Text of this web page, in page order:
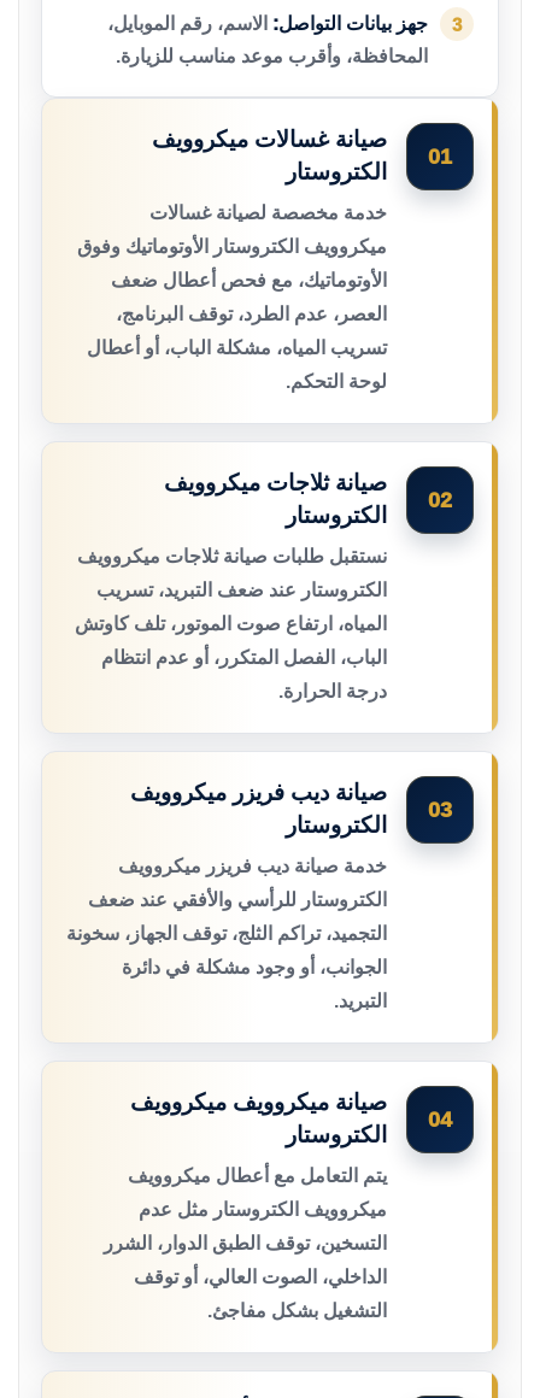
3 جهز بيانات التواصل: الاسم، رقم الموبايل،
المحافظة، وأقرب موعد مناسب للزيارة.
01
صيانة غسالات ميكروويف
الكتروستار
خدمة مخصصة لصيانة غسالات
ميكروويف الكتروستار الأوتوماتيك وفوق
الأوتوماتيك، مع فحص أعطال ضعف
العصر، عدم الطرد، توقف البرنامج،
تسريب المياه، مشكلة الباب، أو أعطال
لوحة التحكم.
02
صيانة ثلاجات ميكروويف
الكتروستار
نستقبل طلبات صيانة ثلاجات ميكروويف
الكتروستار عند ضعف التبريد، تسريب
المياه، ارتفاع صوت الموتور، تلف كاوتش
الباب، الفصل المتكرر، أو عدم انتظام
درجة الحرارة.
03
صيانة ديب فريزر ميكروويف
الكتروستار
خدمة صيانة ديب فريزر ميكروويف
الكتروستار للرأسي والأفقي عند ضعف
التجميد، تراكم الثلج، توقف الجهاز، سخونة
الجوانب، أو وجود مشكلة في دائرة
التبريد.
04
صيانة ميكروويف ميكروويف
الكتروستار
يتم التعامل مع أعطال ميكروويف
ميكروويف الكتروستار مثل عدم
التسخين، توقف الطبق الدوار، الشرر
الداخلي، الصوت العالي، أو توقف
التشغيل بشكل مفاجئ.